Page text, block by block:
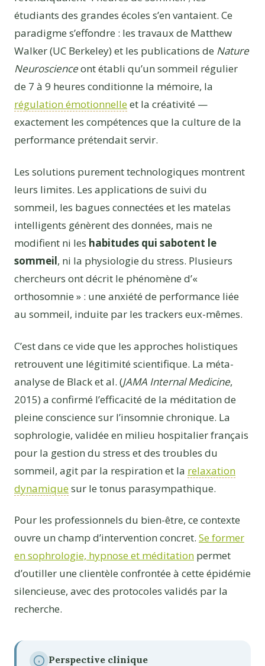
étudiants des grandes écoles s’en vantaient. Ce
paradigme s’effondre : les travaux de Matthew
Walker (UC Berkeley) et les publications de Nature
Neuroscienceont établi qu’un sommeil régulier
de 7 à 9 heures conditionne la mémoire, la
régulation émotionnelleet la créativité —
exactement les compétences que la culture de la
performance prétendait servir.
Les solutions purement technologiques montrent
leurs limites. Les applications de suivi du
sommeil, les bagues connectées et les matelas
intelligents génèrent des données, mais ne
modifient ni les habitudes qui sabotent le
sommeil, ni la physiologie du stress. Plusieurs
chercheurs ont décrit le phénomène d’«
orthosomnie » : une anxiété de performance liée
au sommeil, induite par les trackers eux-mêmes.
C’est dans ce vide que les approches holistiques
retrouvent une légitimité scientifique. La méta-
analyse de Black et al. (JAMA Internal Medicine,
2015) a confirmé l’efficacité de la méditation de
pleine conscience sur l’insomnie chronique. La
sophrologie, validée en milieu hospitalier français
pour la gestion du stress et des troubles du
sommeil, agit par la respiration et la relaxation
dynamiquesur le tonus parasympathique.
Pour les professionnels du bien-être, ce contexte
ouvre un champ d’intervention concret. Se former
en sophrologie, hypnose et méditation permet
d’outiller une clientèle confrontée à cette épidémie
silencieuse, avec des protocoles validés par la
recherche.
Perspective clinique